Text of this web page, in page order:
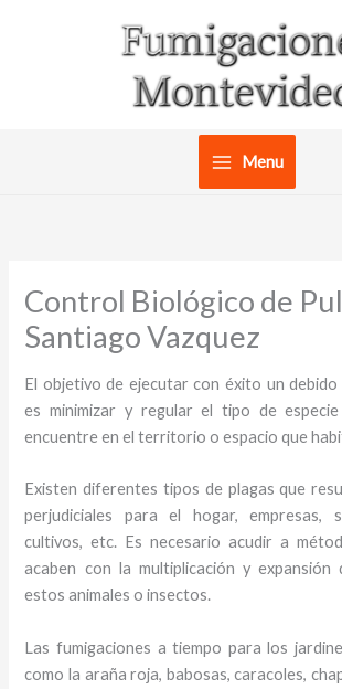
Menu
Control Biológico de
Santiago Vazquez
El objetivo de ejecutar con éxito un
es minimizar y regular el tipo de
encuentre en el territorio o espacio que
Existen diferentes tipos de plagas que
perjudiciales para el hogar, empresas,
cultivos, etc. Es necesario acudir a
acaben con la multiplicación y expansión
estos animales o insectos.
Las fumigaciones a tiempo para los
como la araña roja, babosas, caracoles,